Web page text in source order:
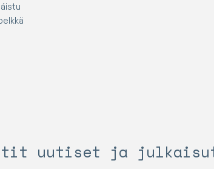
uutiset ja